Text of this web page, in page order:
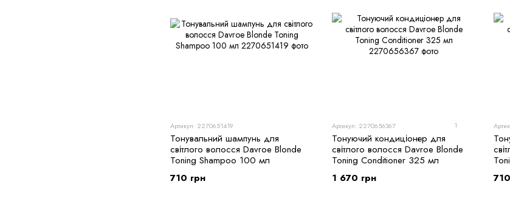
Артикул: 2270651419
Тонувальний шампунь для
світлого волосся Davroe Blonde
Toning Shampoo 100 мл
710 грн
Артикул: 2270656367 1
Тонуючий кондиціонер для
світлого волосся Davroe Blonde
Toning Conditioner 325 мл
1 670 грн